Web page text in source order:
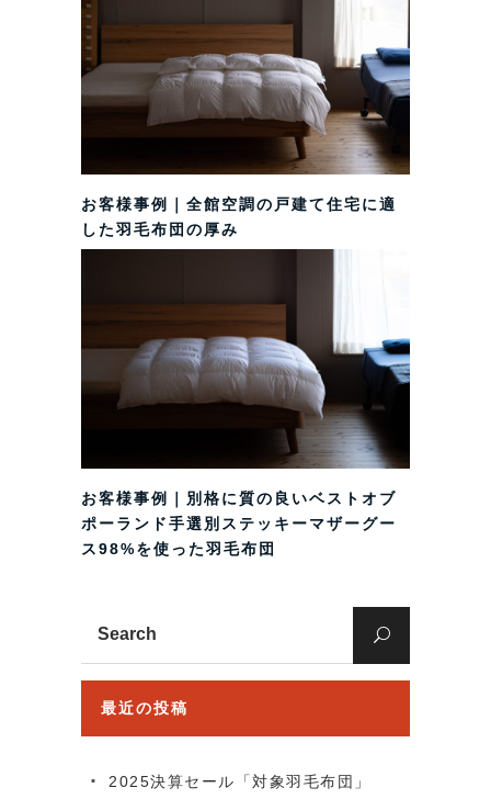
お客様事例｜全館空調の戸建て住宅に適
した羽毛布団の厚み
お客様事例｜別格に質の良いベストオブ
ポーランド手選別ステッキーマザーグー
ス98%を使った羽毛布団
最近の投稿
2025決算セール「対象羽毛布団」